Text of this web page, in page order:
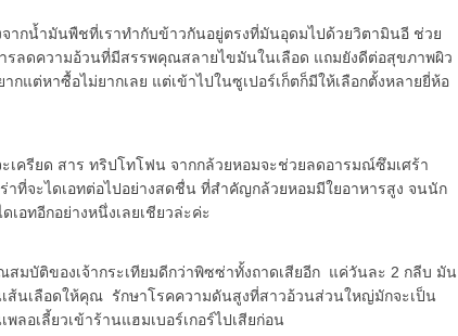
ากน้ำมันพืชที่เราทำกับข้าวกันอยู่ตรงที่มันอุดมไปด้วยวิตามินอี ช่วย
รลดความอ้วนที่มีสรรพคุณสลายไขมันในเลือด แถมยังดีต่อสุขภาพผิว
กแต่หาซื้อไม่ยากเลย แต่เข้าไปในซูเปอร์เก็ตก็มีให้เลือกตั้งหลายยี่ห้อ
เครียด สาร ทริปโทโฟน จากกล้วยหอมจะช่วยลดอารมณ์ซึมเศร้า
าที่จะไดเอทต่อไปอย่างสดชื่น ที่สำคัญกล้วยหอมมีใยอาหารสูง จนนัก
อทอีกอย่างหนึ่งเลยเชียวล่ะค่ะ
มบัติของเจ้ากระเทียมดีกว่าพิซซ่าทั้งถาดเสียอีก แค่วันละ 2 กลีบ มัน
ส้นเลือดให้คุณ รักษาโรคความดันสูงที่สาวอ้วนส่วนใหญ่มักจะเป็น
ลอเลี้ยวเข้าร้านแฮมเบอร์เกอร์ไปเสียก่อน